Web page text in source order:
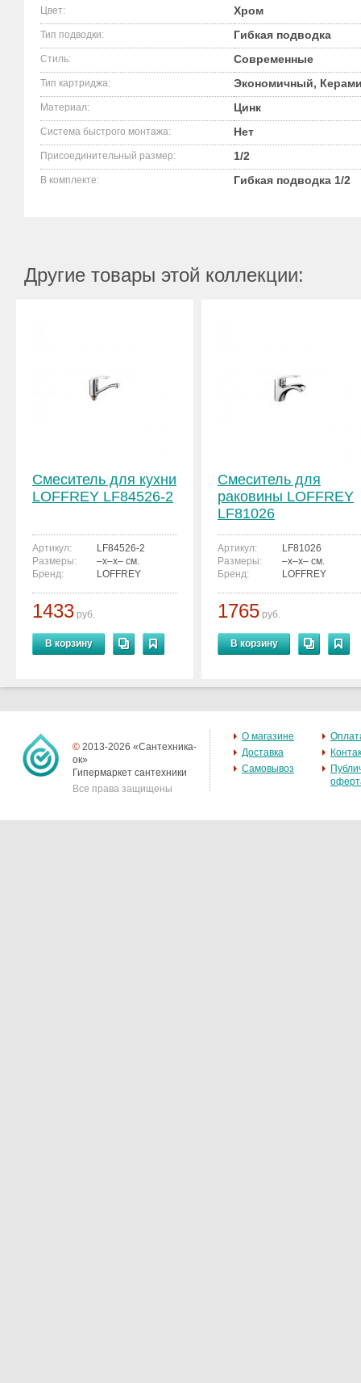
Цвет: Хром
Тип подводки: Гибкая подводка
Стиль: Современные
Тип картриджа: Экономичный,
Материал: Цинк
Система быстрого монтажа: Нет
Присоединительный размер: 1/2
В комплекте: Гибкая подводка 1/2
Другие товары этой коллекции:
Смеситель для кухни
LOFFREY LF84526-2
Артикул:
LF84526-2
Размеры:
–x–x– см.
Бренд:
LOFFREY
1433 руб.
В корзину
Смеситель для
раковины LOFFREY
LF81026
Артикул:
LF81026
Размеры:
–x–x– см.
Бренд:
LOFFREY
1765 руб.
В корзину
© 2013-2026 «Сантехника-
ок»
Гипермаркет сантехники
Все права защищены
О магазине
Доставка
Самовывоз